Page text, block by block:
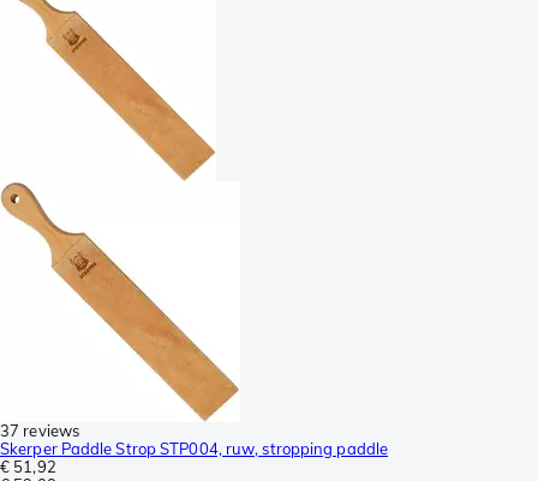
37 reviews
Skerper Paddle Strop STP004, ruw, stropping paddle
€ 51,92